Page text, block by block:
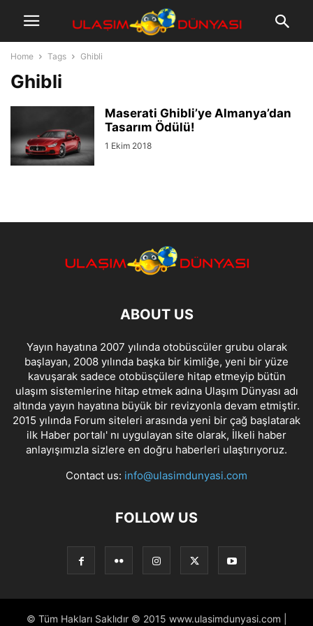
Home Tags Ghibli
Ghibli
Maserati Ghibli’ye Almanya’dan
Tasarım Ödülü!
1 Ekim 2018
ABOUT US
Yayın hayatına 2007 yılında otobüscüler grubu olarak
başlayan, 2008 yılında başka bir kimliğe, yeni bir yüze
kavuşarak sadece otobüsçülere hitap etmeyip bütün
ulaşım sistemlerine hitap etmek adına Ulaşım Dünyası adı
altında yayın hayatına büyük bir revizyonla devam etmiştir.
2015 yılında Forum siteleri arasında yeni bir çağ başlatarak
ilk Haber portalı' nı uygulayan site olarak, İlkeli haber
anlayışımızla sizlere en doğru haberleri ulaştırıyoruz.
Contact us: info@ulasimdunyasi.com
FOLLOW US
© Tüm Hakları Saklıdır © 2015 www.ulasimdunyasi.com |